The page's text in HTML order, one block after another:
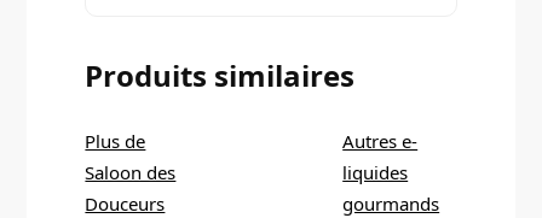
Produits similaires
Plus de
Saloon des
Douceurs
Autres e-
liquides
gourmands